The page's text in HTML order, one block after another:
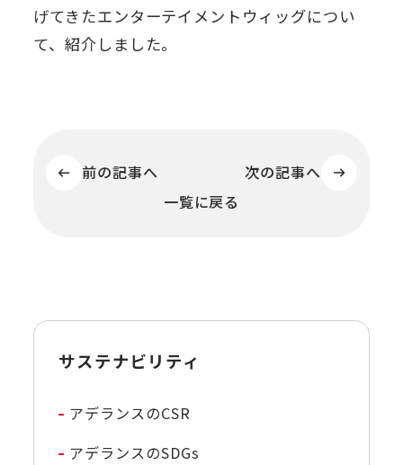
げてきたエンターテイメントウィッグについ
て、紹介しました。
前の記事へ
一覧に戻る
次の記事へ
サステナビリティ
アデランスのCSR
アデランスのSDGs